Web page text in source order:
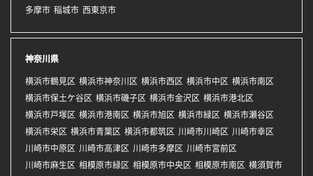
多摩市 稲城市 西東京市
神奈川県
横浜市鶴見区 横浜市神奈川区 横浜市西区 横浜市中区 横浜市南区
横浜市保土ケ谷区 横浜市磯子区 横浜市金沢区 横浜市港北区
横浜市戸塚区 横浜市港南区 横浜市旭区 横浜市緑区 横浜市瀬谷区
横浜市栄区 横浜市青葉区 横浜市都筑区 川崎市川崎区 川崎市幸区
川崎市中原区 川崎市高津区 川崎市多摩区 川崎市宮前区
川崎市麻生区 相模原市緑区 相模原市中央区 相模原市南区 横須賀市